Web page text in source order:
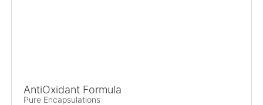
AntiOxidant Formula
Pure Encapsulations